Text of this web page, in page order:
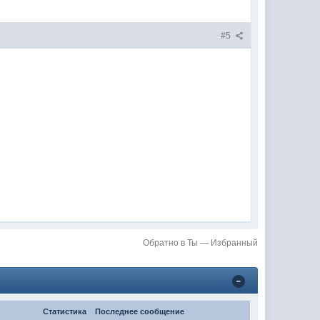
#5
Обратно в Ты — Избранный
Статистика Последнее сообщение